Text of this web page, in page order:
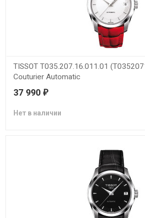
TISSOT T035.207.16.011.01
Couturier Automatic
37 990 ₽
Нет в наличии